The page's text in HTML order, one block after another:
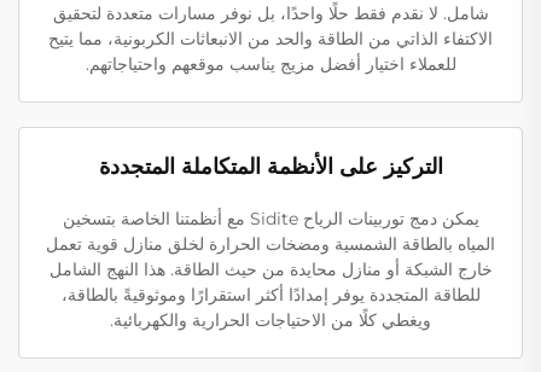
شامل. لا نقدم فقط حلًا واحدًا، بل نوفر مسارات متعددة لتحقيق
الاكتفاء الذاتي من الطاقة والحد من الانبعاثات الكربونية، مما يتيح
للعملاء اختيار أفضل مزيج يناسب موقعهم واحتياجاتهم.
التركيز على الأنظمة المتكاملة المتجددة
يمكن دمج توربينات الرياح Sidite مع أنظمتنا الخاصة بتسخين
المياه بالطاقة الشمسية ومضخات الحرارة لخلق منازل قوية تعمل
خارج الشبكة أو منازل محايدة من حيث الطاقة. هذا النهج الشامل
للطاقة المتجددة يوفر إمدادًا أكثر استقرارًا وموثوقيةً بالطاقة،
ويغطي كلًا من الاحتياجات الحرارية والكهربائية.